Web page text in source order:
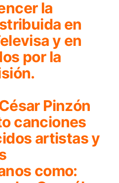
la
en
y en
por la
Pinzón
canciones
artistas y
como: